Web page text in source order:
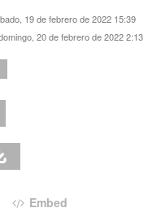
19 de febrero de 2022 15:39
20 de febrero de 2022 2:13
Embed